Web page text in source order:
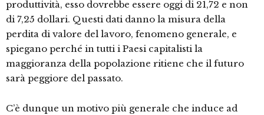
produttività, esso dovrebbe essere oggi di 21,72 e non
di 7,25 dollari. Questi dati danno la misura della
perdita di valore del lavoro, fenomeno generale, e
spiegano perché in tutti i Paesi capitalisti la
maggioranza della popolazione ritiene che il futuro
sarà peggiore del passato.
C’è dunque un motivo più generale che induce ad